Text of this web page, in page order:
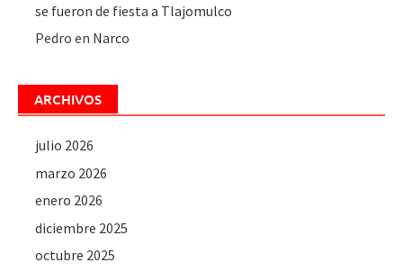
se fueron de fiesta a Tlajomulco
Pedro en Narco
ARCHIVOS
julio 2026
marzo 2026
enero 2026
diciembre 2025
octubre 2025